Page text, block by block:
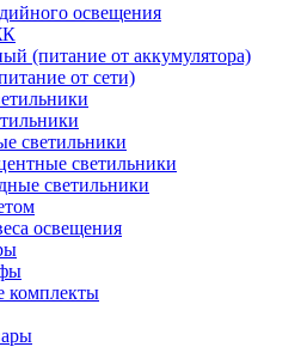
освещения
(питание от аккумулятора)
от сети)
светильники
светильники
светильники
освещения
комплекты